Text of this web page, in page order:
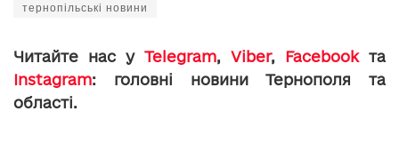
тернопільські новини
Читайте нас у Telegram, Viber, Facebookта
Instagram: головні новини Тернополя та
області.